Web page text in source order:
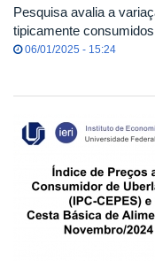
Pesquisa avalia a
tipicamente
06/01/2025 - 15:24